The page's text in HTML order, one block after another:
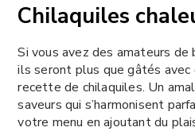
Chilaquiles
Si vous avez des amateurs de
ils seront plus que gâtés
recette de chilaquiles. Un
saveurs qui s’harmonisent
votre menu en ajoutant du